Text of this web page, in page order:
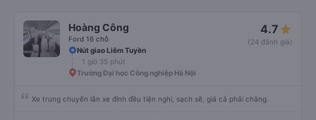
Hoàng Công
Ford 16 chỗ
4.7
(24 đánh giá)
Nút giao Liêm Tuyền
1 giờ 35 phút
Trường Đại học Công nghiệp Hà Nội
Xe trung chuyển lẫn xe đính đều tiện nghi, sạch sẽ, giá cả phải chăng.